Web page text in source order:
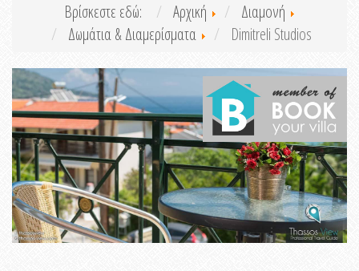
Βρίσκεστε εδώ: Αρχική
Διαμονή
Δωμάτια & Διαμερίσματα
Dimitreli Studios